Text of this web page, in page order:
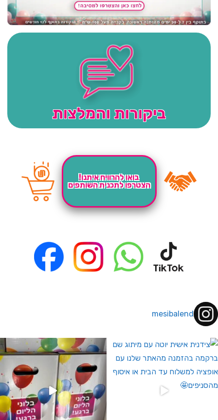
ביקורות והמלצות
בואו להרוויח איתנו!
הצטרפו לתכנית השותפים
mesibalend
לחברי מועדון ומצטרפים חדשים🤍